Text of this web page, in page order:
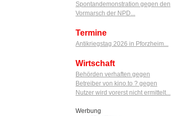
Spontandemonstration gegen den
Vormarsch der NPD...
Termine
Antikriegstag 2026 in Pforzheim...
Wirtschaft
Behörden verhaften gegen
Betreiber von kino.to ? gegen
Nutzer wird vorerst nicht ermittelt...
Werbung